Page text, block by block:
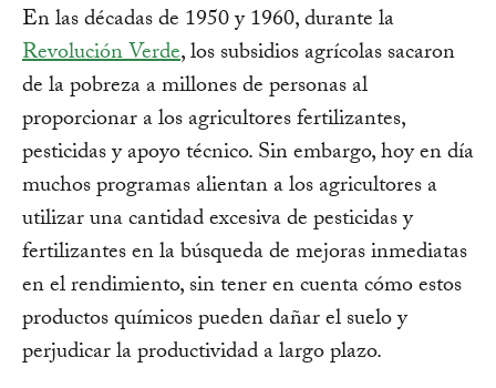
En las décadas de 1950 y 1960, durante la
Revolución Verde, los subsidios agrícolas sacaron
de la pobreza a millones de personas al
proporcionar a los agricultores fertilizantes,
pesticidas y apoyo técnico. Sin embargo, hoy en día
muchos programas alientan a los agricultores a
utilizar una cantidad excesiva de pesticidas y
fertilizantes en la búsqueda de mejoras inmediatas
en el rendimiento, sin tener en cuenta cómo estos
productos químicos pueden dañar el suelo y
perjudicar la productividad a largo plazo.